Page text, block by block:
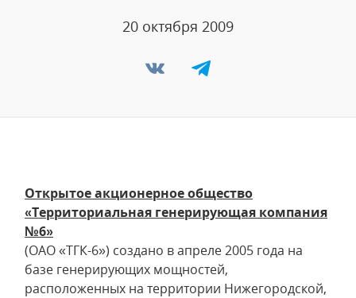
20 октября 2009
Открытое акционерное общество
«Территориальная генерирующая компания
№6»
(ОАО «ТГК-6») создано в апреле 2005 года на
базе генерирующих мощностей,
расположенных на территории Нижегородской,